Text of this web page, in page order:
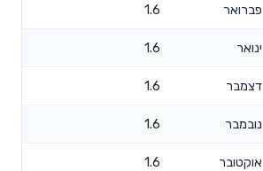
פברואר 1.6
ינואר 1.6
דצמבר 1.6
נובמבר 1.6
אוקטובר 1.6